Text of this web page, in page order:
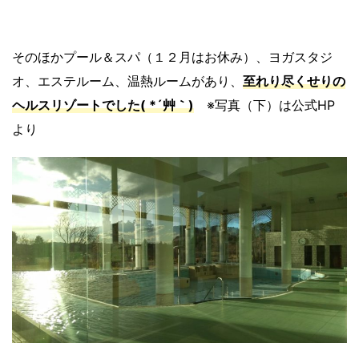
そのほかプール＆スパ（１２月はお休み）、ヨガスタジ
オ、エステルーム、温熱ルームがあり、 至れり尽くせりの
ヘルスリゾートでした( *´艸｀) ※写真（下）は公式HP
より